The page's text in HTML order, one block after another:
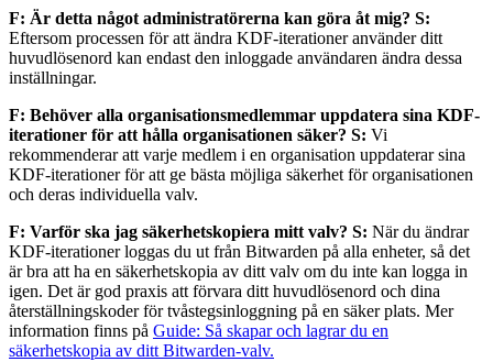
F: Är detta något administratörerna kan göra åt mig? S:
Eftersom processen för att ändra KDF-iterationer använder ditt
huvudlösenord kan endast den inloggade användaren ändra dessa
inställningar.
F: Behöver alla organisationsmedlemmar uppdatera sina KDF-
iterationer för att hålla organisationen säker? S: Vi
rekommenderar att varje medlem i en organisation uppdaterar sina
KDF-iterationer för att ge bästa möjliga säkerhet för organisationen
och deras individuella valv.
F: Varför ska jag säkerhetskopiera mitt valv? S: När du ändrar
KDF-iterationer loggas du ut från Bitwarden på alla enheter, så det
är bra att ha en säkerhetskopia av ditt valv om du inte kan logga in
igen. Det är god praxis att förvara ditt huvudlösenord och dina
återställningskoder för tvåstegsinloggning på en säker plats. Mer
information finns på Guide: Så skapar och lagrar du en
säkerhetskopia av ditt Bitwarden-valv.